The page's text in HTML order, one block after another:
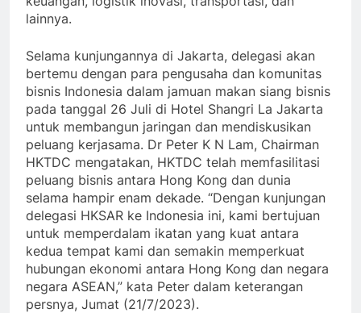
lainnya.
Selama kunjungannya di Jakarta, delegasi akan
bertemu dengan para pengusaha dan komunitas
bisnis Indonesia dalam jamuan makan siang bisnis
pada tanggal 26 Juli di Hotel Shangri La Jakarta
untuk membangun jaringan dan mendiskusikan
peluang kerjasama. Dr Peter K N Lam, Chairman
HKTDC mengatakan, HKTDC telah memfasilitasi
peluang bisnis antara Hong Kong dan dunia
selama hampir enam dekade. “Dengan kunjungan
delegasi HKSAR ke Indonesia ini, kami bertujuan
untuk memperdalam ikatan yang kuat antara
kedua tempat kami dan semakin memperkuat
hubungan ekonomi antara Hong Kong dan negara
negara ASEAN,” kata Peter dalam keterangan
persnya, Jumat (21/7/2023).